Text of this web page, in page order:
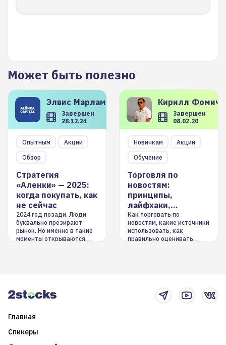
Может быть полезно
Элвис Марламов
Завершен
28.12.24
Опытным
Акции
Обзор
Стратегия
«Аленки» — 2025:
когда покупать, как
не сейчас
2024 год позади. Люди
буквально презирают
рынок. Но именно в такие
моменты открываются
Кирилл
Завершен
08.02.20
Новичкам
Акции
Обучение
Торговля по
новостям:
принципы,
лайфхаки,
инструменты
Как торговать по
новостям, какие источники
использовать, как
правильно оценивать
Главная
Спикеры